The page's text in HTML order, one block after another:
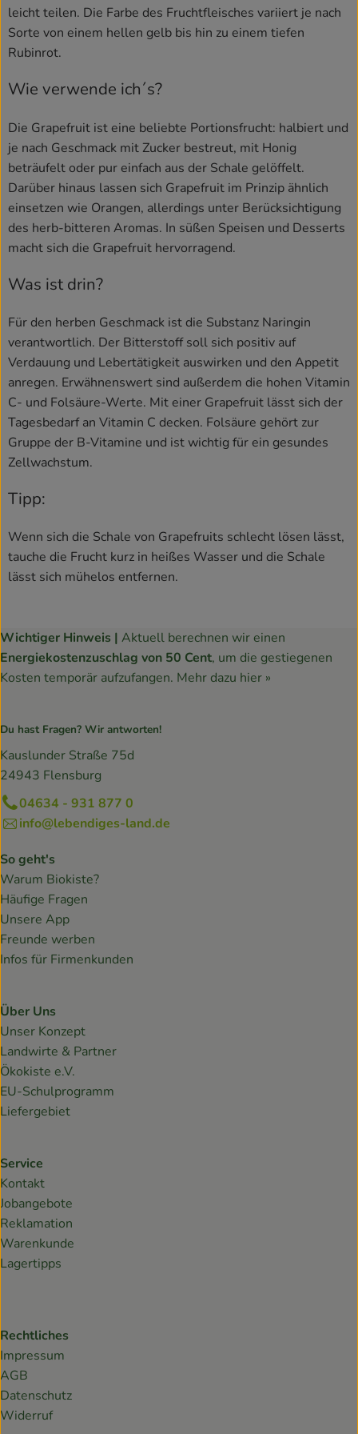
leicht teilen. Die Farbe des Fruchtfleisches variiert je nach
Sorte von einem hellen gelb bis hin zu einem tiefen
Rubinrot.
Wie verwende ich´s?
Die Grapefruit ist eine beliebte Portionsfrucht: halbiert und
je nach Geschmack mit Zucker bestreut, mit Honig
beträufelt oder pur einfach aus der Schale gelöffelt.
Darüber hinaus lassen sich Grapefruit im Prinzip ähnlich
einsetzen wie Orangen, allerdings unter Berücksichtigung
des herb-bitteren Aromas. In süßen Speisen und Desserts
macht sich die Grapefruit hervorragend.
Was ist drin?
Für den herben Geschmack ist die Substanz Naringin
verantwortlich. Der Bitterstoff soll sich positiv auf
Verdauung und Lebertätigkeit auswirken und den Appetit
anregen. Erwähnenswert sind außerdem die hohen Vitamin
C- und Folsäure-Werte. Mit einer Grapefruit lässt sich der
Tagesbedarf an Vitamin C decken. Folsäure gehört zur
Gruppe der B-Vitamine und ist wichtig für ein gesundes
Zellwachstum.
Tipp:
Wenn sich die Schale von Grapefruits schlecht lösen lässt,
tauche die Frucht kurz in heißes Wasser und die Schale
lässt sich mühelos entfernen.
Wichtiger Hinweis | Aktuell berechnen wir einen
Energiekostenzuschlag von 50 Cent, um die gestiegenen
Kosten temporär aufzufangen. Mehr dazu hier »
Du hast Fragen? Wir antworten!
Kauslunder Straße 75d
24943 Flensburg
04634 - 931 877 0
info@lebendiges-land.de
So geht's
Warum Biokiste?
Häufige Fragen
Unsere App
Freunde werben
Infos für Firmenkunden
Über Uns
Unser Konzept
Landwirte & Partner
Ökokiste e.V.
EU-Schulprogramm
Liefergebiet
Service
Kontakt
Jobangebote
Reklamation
Warenkunde
Lagertipps
Rechtliches
Impressum
AGB
Datenschutz
Widerruf